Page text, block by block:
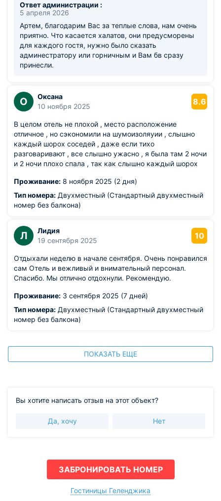
Ответ администрации :
5 апреля 2026
Артем, благодарим Вас за теплые слова, нам очень
приятно. Что касается халатов, они предусморены
для каждого гостя, нужно было сказать
админестратору или горничным и Вам бв сразу
принесли.
О
Оксана
10 ноября 2025
8.6
В целом отель не плохой , место расположение
отличное , но сэкономили на шумоизоляуии , слышно
каждый шорох соседей , даже если тихо
разговаривают , все слышно ужасно , я была там 2 ночи
и 2 ночи плохо спала , так как слышно каждый шорох
Проживание: 8 ноября 2025 (2 дня)
Тип номера: Двухместный (Стандартный двухместный
номер без балкона)
Л
Лидия
19 сентября 2025
10
Отдыхали неделю в начале сентября. Очень понравился
сам Отель и вежливый и внимательный персонал.
Спасибо. Мы отлично отдохнули. Рекомендую.
Проживание: 3 сентября 2025 (7 дней)
Тип номера: Двухместный (Стандартный двухместный
номер без балкона)
ПОКАЗАТЬ ЕЩЕ
Вы хотите написать отзыв на этот объект?
Да, хочу Нет
ЗАБРОНИРОВАТЬ НОМЕР
Гостиницы Геленджика